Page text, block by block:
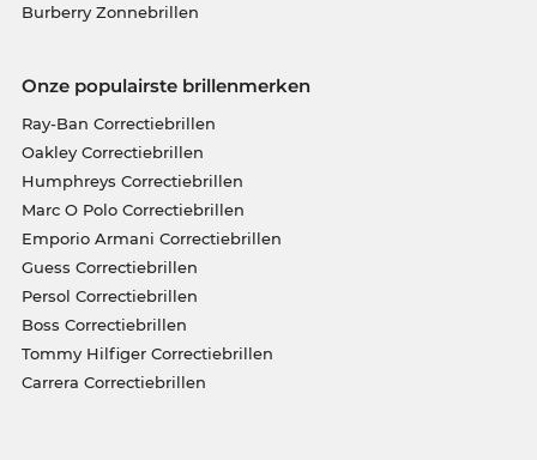
Burberry Zonnebrillen
Onze populairste brillenmerken
Ray-Ban Correctiebrillen
Oakley Correctiebrillen
Humphreys Correctiebrillen
Marc O Polo Correctiebrillen
Emporio Armani Correctiebrillen
Guess Correctiebrillen
Persol Correctiebrillen
Boss Correctiebrillen
Tommy Hilfiger Correctiebrillen
Carrera Correctiebrillen